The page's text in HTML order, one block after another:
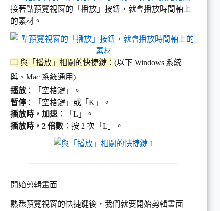
接著點預覽視窗的「播放」按鈕，就會播放時間軸上
的素材。
⌨️ 與「播放」相關的快捷鍵： (以下 Windows 系統
與、Mac 系統通用)
播放 ：「空格鍵」。
暫停 ：「空格鍵」或「K」。
播放時，加速 ：「L」。
播放時，2 倍數 ：按 2 次「L」。
開始剪輯畫面
熟悉預覽視窗的快捷鍵後，我們就要開始剪輯畫面